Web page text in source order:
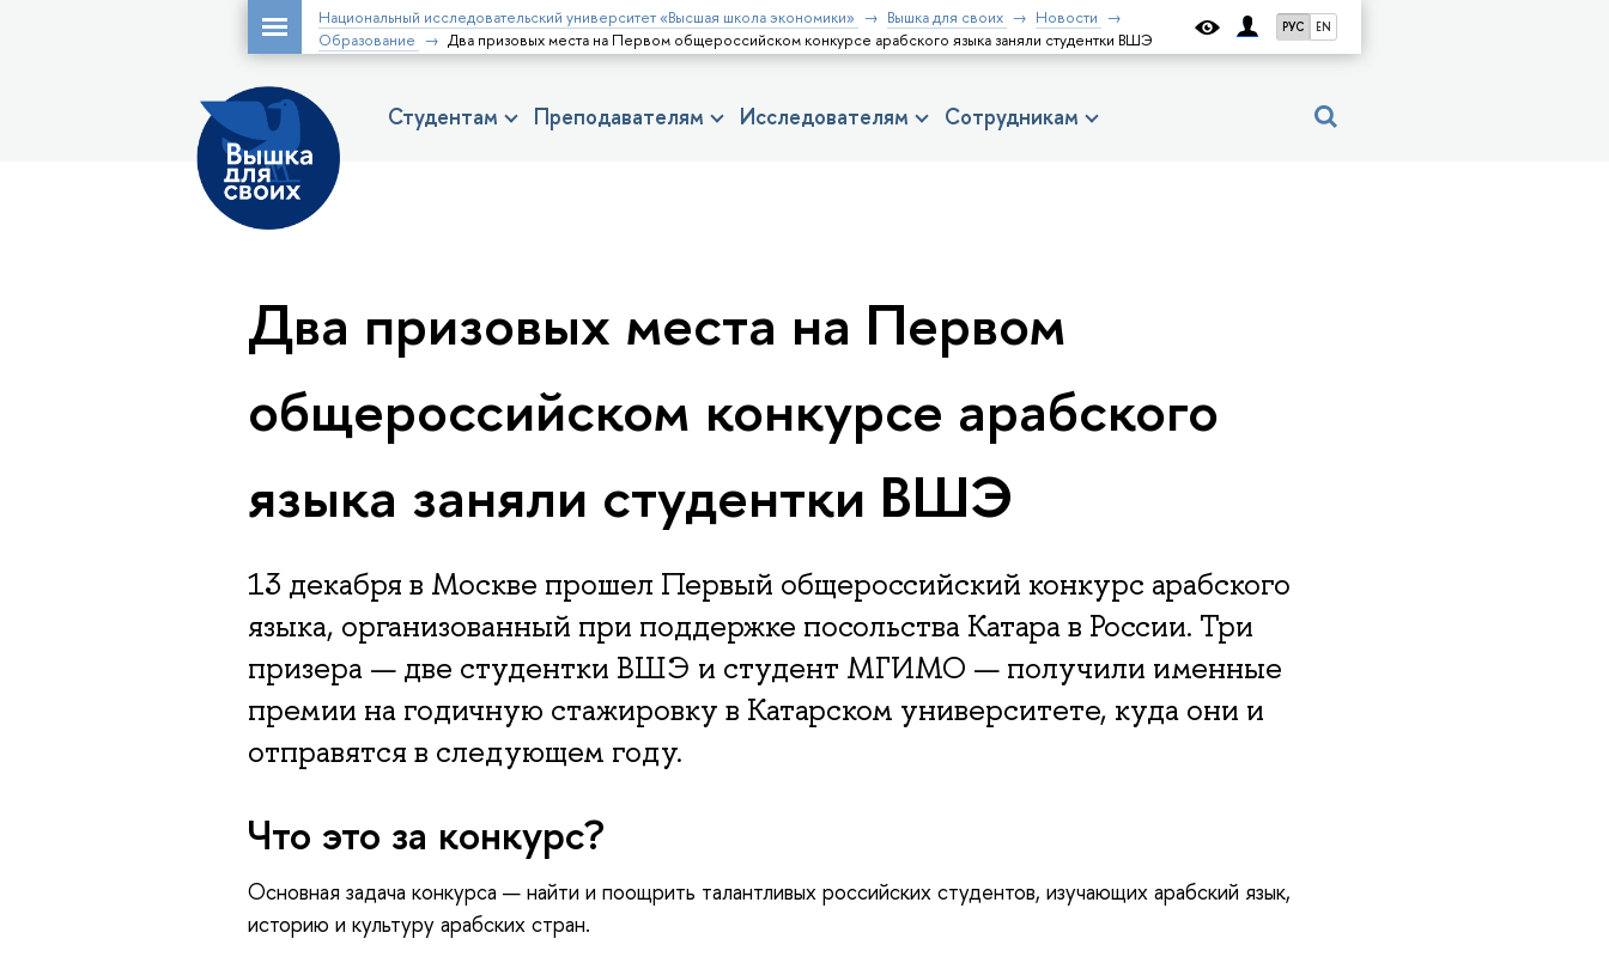
РУС EN
Национальный исследовательский университет «Высшая школа экономики» Вышка для своих
Новости
Образование
Два призовых места на Первом общероссийском конкурсе арабского языка заняли студентки ВШЭ
Студентам Преподавателям Исследователям Сотрудникам
Два призовых места на Первом
общероссийском конкурсе арабского
языка заняли студентки ВШЭ
13 декабря в Москве прошел Первый общероссийский конкурс арабского
языка, организованный при поддержке посольства Катара в России. Три
призера — две студентки ВШЭ и студент МГИМО — получили именные
премии на годичную стажировку в Катарском университете, куда они и
отправятся в следующем году.
Что это за конкурс?
Основная задача конкурса — найти и поощрить талантливых российских студентов, изучающих арабский язык,
историю и культуру арабских стран.